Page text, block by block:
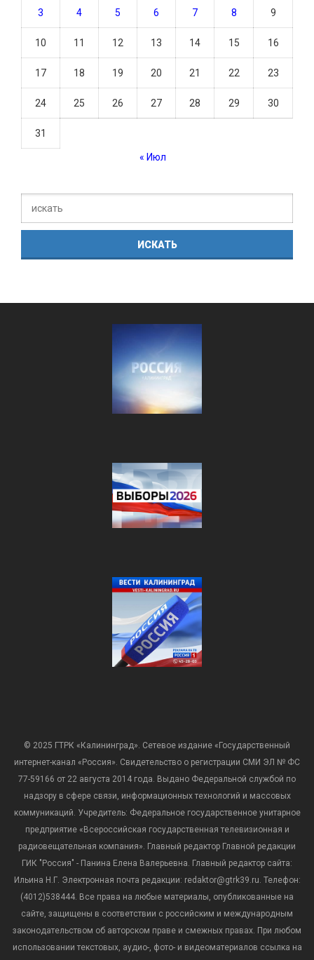
3 4 5 6 7 8 9
10 11 12 13 14 15 16
17 18 19 20 21 22 23
24 25 26 27 28 29 30
31
« Июл
© 2025 ГТРК «Калининград». Сетевое издание «Государственный
интернет-канал «Россия». Свидетельство о регистрации СМИ ЭЛ № ФС
77-59166 от 22 августа 2014 года. Выдано Федеральной службой по
надзору в сфере связи, информационных технологий и массовых
коммуникаций. Учредитель: Федеральное государственное унитарное
предприятие «Всероссийская государственная телевизионная и
радиовещательная компания». Главный редактор Главной редакции
ГИК "Россия" - Панина Елена Валерьевна. Главный редактор сайта:
Ильина Н.Г. Электронная почта редакции: redaktor@gtrk39.ru. Телефон:
(4012)538444. Все права на любые материалы, опубликованные на
сайте, защищены в соответствии с российским и международным
законодательством об авторском праве и смежных правах. При любом
использовании текстовых, аудио-, фото- и видеоматериалов ссылка на